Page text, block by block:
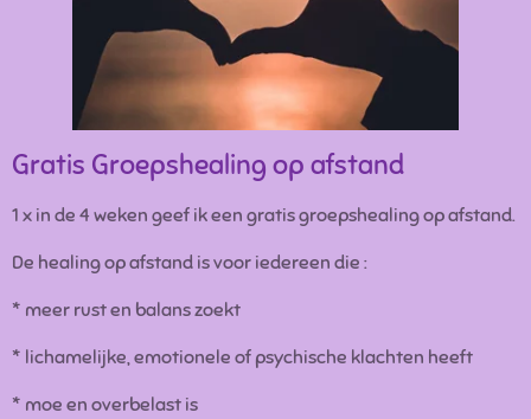
Gratis Groepshealing op afstand
1 x in de 4 weken geef ik een gratis groepshealing op afstand.
De healing op afstand is voor iedereen die :
* meer rust en balans zoekt
* lichamelijke, emotionele of psychische klachten heeft
* moe en overbelast is